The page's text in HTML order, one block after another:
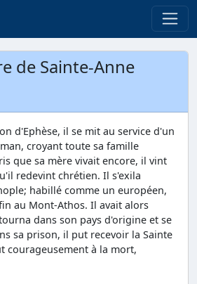
de Sainte-Anne
d'Ephèse, il se mit au service d'un
croyant toute sa famille
que sa mère vivait encore, il vint
redevint chrétien. Il s'exila
habillé comme un européen,
au Mont-Athos. Il avait alors
dans son pays d'origine et se
sa prison, il put recevoir la Sainte
courageusement à la mort,